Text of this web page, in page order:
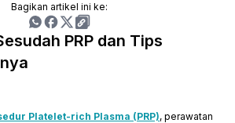
Bagikan artikel ini ke:
PRP dan Tips
Platelet-rich Plasma (PRP), perawatan